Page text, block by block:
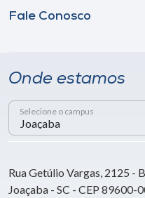
Fale Conosco
Onde estamos
Selecione o campus
Rua Getúlio Vargas, 2125 -
Joaçaba - SC - CEP 89600-